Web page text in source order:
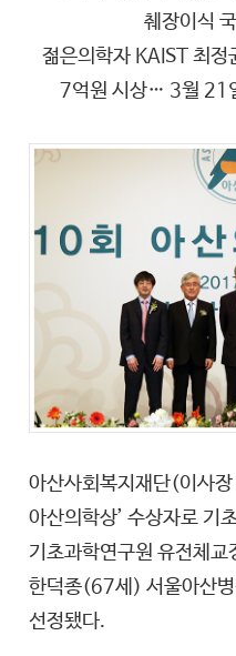
췌장이식
젊은의학자 KAIST 최정
7억원 시상… 3월 21
아산사회복지재단(이사
아산의학상’ 수상자로 기
기초과학연구원 유전체교
한덕종(67세) 서울아산
선정됐다.